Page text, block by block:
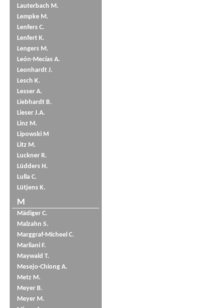
Lauterbach M.
Lempke M.
Lenfers C.
Lenfert K.
Lengers M.
León-Mecías A.
Leonhardt J.
Lesch K.
Lesser A.
Liebhardt B.
Lieser J.A.
Linz M.
Lipowski M
Litz M.
Luckner R.
Lüdders H.
Lulla C.
Lütjens K.
M
Mädiger C.
Malzahn S.
Marggraf-Micheel C.
Marliani F.
Maywald T.
Mesejo-Chiong A.
Metz M.
Meyer B.
Meyer M.